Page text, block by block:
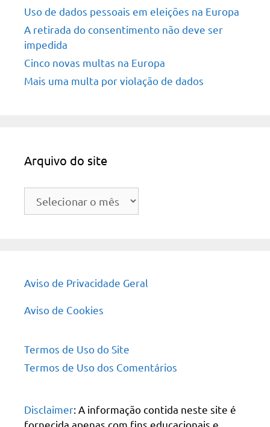
Uso de dados pessoais em eleições na Europa
A retirada do consentimento não deve ser
impedida
Cinco novas multas na Europa
Mais uma multa por violação de dados
Arquivo do site
Arquivo
Aviso de Privacidade Geral
Aviso de Cookies
Termos de Uso do Site
Termos de Uso dos Comentários
Disclaimer: A informação contida neste site é
fornecida apenas com fins educacionais e